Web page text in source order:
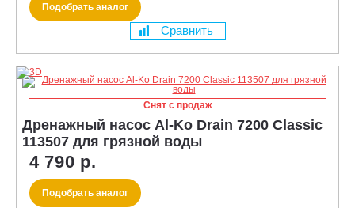
Подобрать аналог
Сравнить
Снят с продаж
Дренажный насос Al-Ko Drain 7200 Classic
113507 для грязной воды
4 790 р.
Подобрать аналог